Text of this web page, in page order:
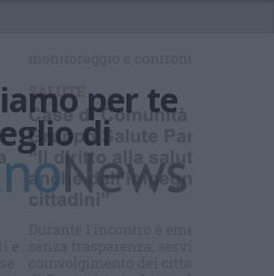
per te
di